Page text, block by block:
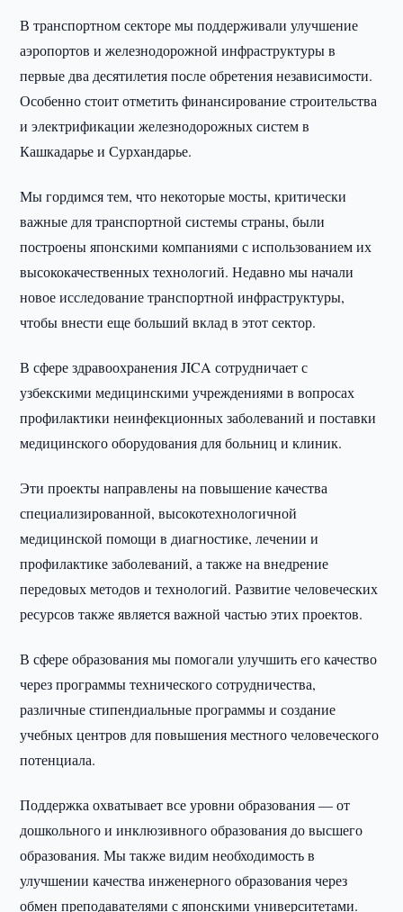
В транспортном секторе мы поддерживали улучшение
аэропортов и железнодорожной инфраструктуры в
первые два десятилетия после обретения независимости.
Особенно стоит отметить финансирование строительства
и электрификации железнодорожных систем в
Кашкадарье и Сурхандарье.
Мы гордимся тем, что некоторые мосты, критически
важные для транспортной системы страны, были
построены японскими компаниями с использованием их
высококачественных технологий. Недавно мы начали
новое исследование транспортной инфраструктуры,
чтобы внести еще больший вклад в этот сектор.
В сфере здравоохранения JICA сотрудничает с
узбекскими медицинскими учреждениями в вопросах
профилактики неинфекционных заболеваний и поставки
медицинского оборудования для больниц и клиник.
Эти проекты направлены на повышение качества
специализированной, высокотехнологичной
медицинской помощи в диагностике, лечении и
профилактике заболеваний, а также на внедрение
передовых методов и технологий. Развитие человеческих
ресурсов также является важной частью этих проектов.
В сфере образования мы помогали улучшить его качество
через программы технического сотрудничества,
различные стипендиальные программы и создание
учебных центров для повышения местного человеческого
потенциала.
Поддержка охватывает все уровни образования — от
дошкольного и инклюзивного образования до высшего
образования. Мы также видим необходимость в
улучшении качества инженерного образования через
обмен преподавателями с японскими университетами.